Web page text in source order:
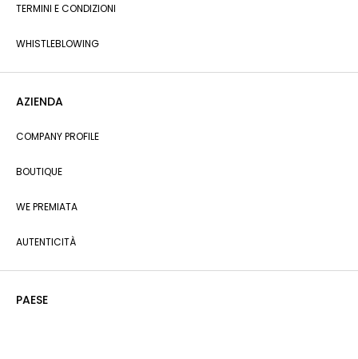
TERMINI E CONDIZIONI
WHISTLEBLOWING
AZIENDA
COMPANY PROFILE
BOUTIQUE
WE PREMIATA
AUTENTICITÀ
PAESE